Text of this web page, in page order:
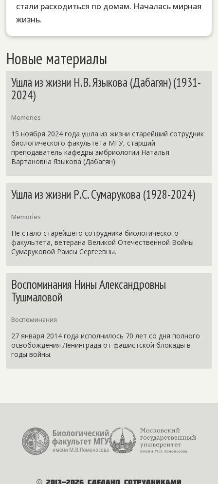
стали расходиться по домам. Началась мирная
жизнь.
Новые материалы
Ушла из жизни Н.В. Языкова (Дабагян) (1931-
2024)
Memories
15 ноября 2024 года ушла из жизни старейший сотрудник
биологического факультета МГУ, старший
преподаватель кафедры эмбриологии Наталья
Вартановна Языкова (Дабагян).
Ушла из жизни Р.С. Сумарукова (1928-2024)
Memories
Не стало старейшего сотрудника биологического
факультета, ветерана Великой Отечественной Войны
Сумаруковой Раисы Сергеевны.
Воспоминания Нины Александровны
Тушмаловой
Воспоминания
27 января 2014 года исполнилось 70 лет со дня полного
освобождения Ленинграда от фашистской блокады в
годы войны.